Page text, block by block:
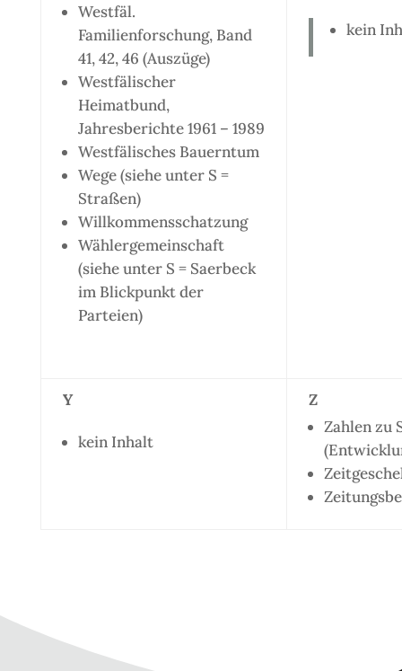
Westfäl.
Familienforschung, Band
41, 42, 46 (Auszüge)
Westfälischer
Heimatbund,
Jahresberichte 1961 – 1989
Westfälisches Bauerntum
Wege (siehe unter S =
Straßen)
Willkommensschatzung
Wählergemeinschaft
(siehe unter S = Saerbeck
im Blickpunkt der
Parteien)
kein
Y
kein Inhalt
Z
Zahlen zu